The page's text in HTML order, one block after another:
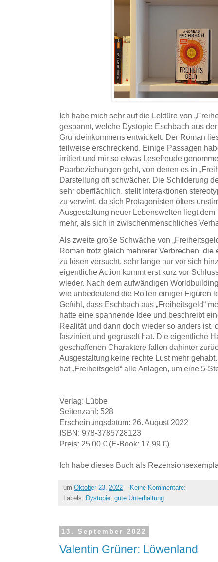
Ich habe mich sehr auf die Lektüre von
gespannt, welche Dystopie Eschbach aus
Grundeinkommens entwickelt. Der Roman
teilweise erschreckend. Einige Passagen
irritiert und mir so etwas Lesefreude
Paarbeziehungen geht, von denen es in
Darstellung oft schwächer. Die Schilderung
sehr oberflächlich, stellt Interaktionen
zu verwirrt, da sich Protagonisten öfters
Ausgestaltung neuer Lebenswelten liegt
mehr, als sich in zwischenmenschliches
Als zweite große Schwäche von
Roman trotz gleich mehrerer Verbrechen,
zu lösen versucht, sehr lange nur vor sich
eigentliche Action kommt erst kurz vor
wieder. Nach dem aufwändigen
wie unbedeutend die Rollen einiger Figuren
Gefühl, dass Eschbach aus „Freiheitsgeld“
hatte eine spannende Idee und beschreibt
Realität und dann doch wieder so anders ist,
fasziniert und gegruselt hat. Die eigentliche
geschaffenen Charaktere fallen dahinter
Ausgestaltung keine rechte Lust mehr
hat „Freiheitsgeld“ alle Anlagen, um eine 5-
Verlag: Lübbe
Seitenzahl: 528
Erscheinungsdatum: 26. August 2022
ISBN: 978-3785728123
Preis: 25,00 € (E-Book: 17,99 €)
Ich habe dieses Buch als
um Oktober 23, 2022
Keine Kommentare:
Labels: Dystopie, gute Unterhaltung
13. September 2022
Valentin Grüner: Löwenland